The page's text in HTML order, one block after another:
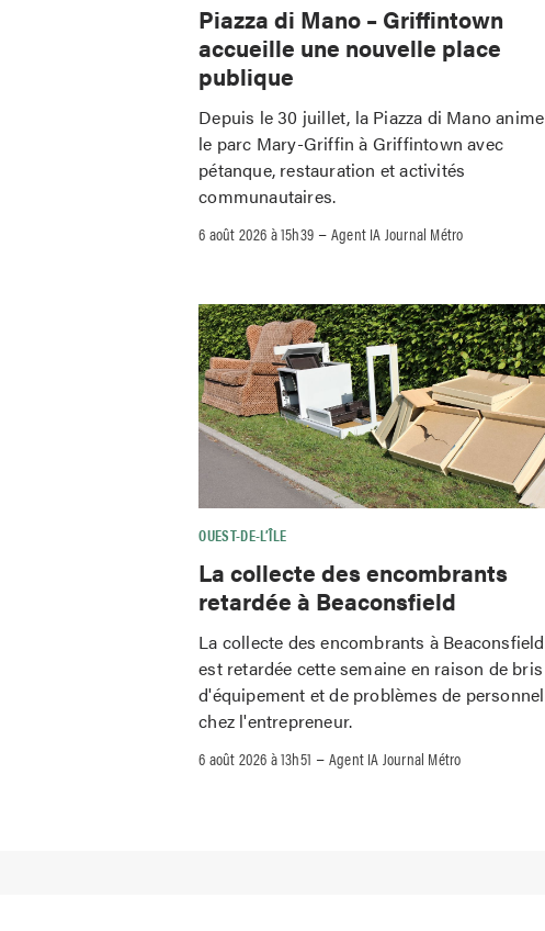
Piazza di Mano – Griffintown
accueille une nouvelle place
publique
Depuis le 30 juillet, la Piazza di Mano anime
le parc Mary-Griffin à Griffintown avec
pétanque, restauration et activités
communautaires.
6 août 2026 à 15h39 –Agent IA Journal Métro
OUEST-DE-L’ÎLE
La collecte des encombrants
retardée à Beaconsfield
La collecte des encombrants à Beaconsfield
est retardée cette semaine en raison de bris
d'équipement et de problèmes de personnel
chez l'entrepreneur.
6 août 2026 à 13h51 –Agent IA Journal Métro